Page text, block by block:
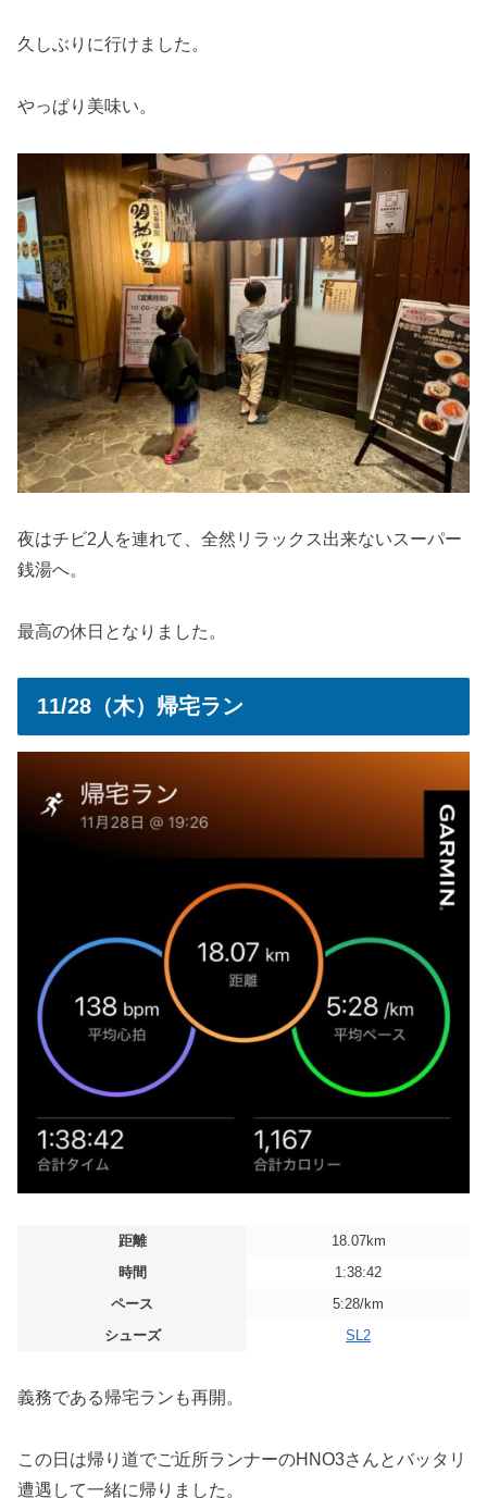
久しぶりに行けました。
やっぱり美味い。
夜はチビ2人を連れて、全然リラックス出来ないスーパー
銭湯へ。
最高の休日となりました。
11/28（木）帰宅ラン
距離
18.07km
時間
1:38:42
ペース
5:28/km
シューズ
SL2
義務である帰宅ランも再開。
この日は帰り道でご近所ランナーのHNO3さんとバッタリ
遭遇して一緒に帰りました。